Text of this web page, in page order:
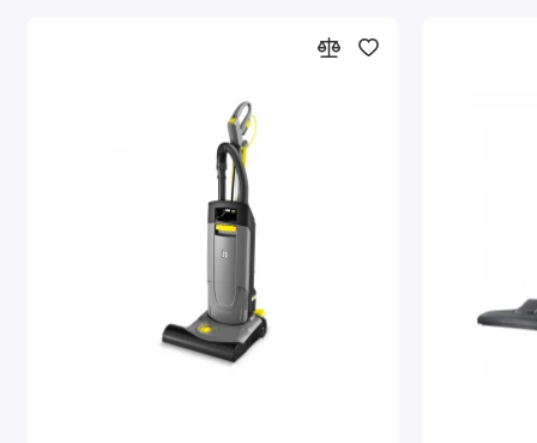
Световой сигнал информирует пользователя о том, что
улучшения результата чистки следует изменить высоту
установки щетки.